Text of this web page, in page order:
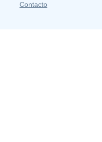
Contacto